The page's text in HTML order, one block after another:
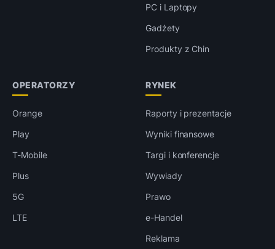
PC i Laptopy
Gadżety
Produkty z Chin
OPERATORZY
Orange
Play
T-Mobile
Plus
5G
LTE
RYNEK
Raporty i prezentacje
Wyniki finansowe
Targi i konferencje
Wywiady
Prawo
e-Handel
Reklama